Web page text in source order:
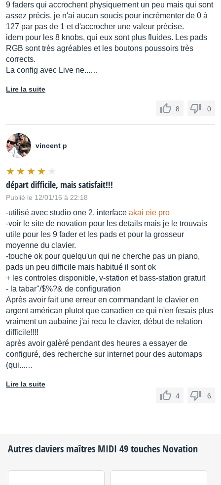
9 faders qui accrochent physiquement un peu mais qui sont
assez précis, je n'ai aucun soucis pour incrémenter de 0 à
127 par pas de 1 et d'accrocher une valeur précise.
idem pour les 8 knobs, qui eux sont plus fluides. Les pads
RGB sont très agréables et les boutons poussoirs très
corrects.
La config avec Live ne...…
Lire la suite
8 0
vincent p
départ difficile, mais satisfait!!!
Publié le 12/01/16 à 22:18
-utilisé avec studio one 2, interface akai eie pro
-voir le site de novation pour les details mais je le trouvais
utile pour les 9 fader et les pads et pour la grosseur
moyenne du clavier.
-touche ok pour quelqu'un qui ne cherche pas un piano,
pads un peu difficile mais habitué il sont ok
+ les controles disponible, v-station et bass-station gratuit
- la tabar"/$%?& de configuration
Après avoir fait une erreur en commandant le clavier en
argent américan plutot que canadien ce qui n'en fesais plus
vraiment un aubaine j'ai recu le clavier, début de relation
difficile!!!!
après avoir galèré pendant des heures a essayer de
configuré, des recherche sur internet pour des automaps
(qui...…
Lire la suite
4
6
Autres claviers maîtres MIDI 49 touches Novation